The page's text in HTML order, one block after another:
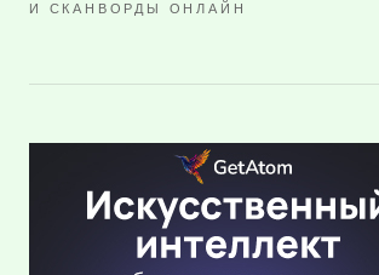
И СКАНВОРДЫ ОНЛАЙН